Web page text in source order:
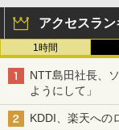
アクセスラン
1時間
NTT島田社長、
ようにして」
KDDI、楽天への